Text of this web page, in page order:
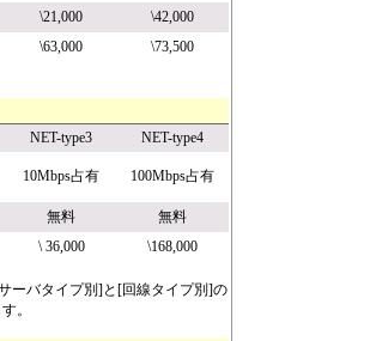
\21,000
\42,000
\63,000 \73,500
NET-type3 NET-type4
10Mbps占有 100Mbps占有
無料
無料
\ 36,000 \168,000
ーバタイプ別]と[回線タイプ別]の
。